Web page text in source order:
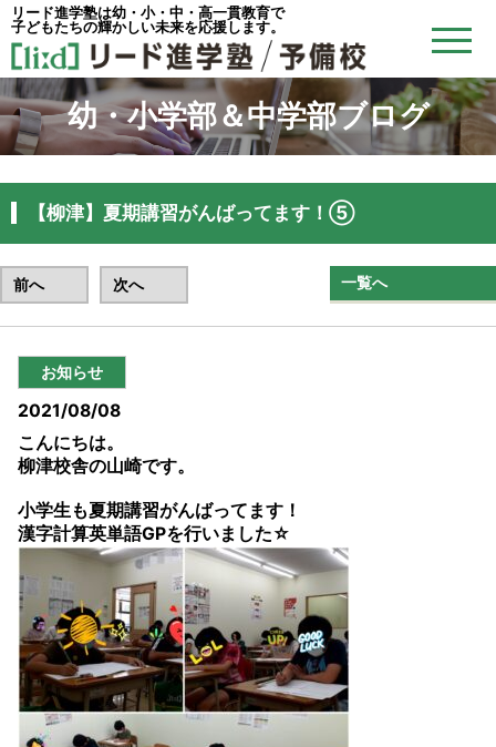
リード進学塾は幼・小・中・高一貫教育で
子どもたちの輝かしい未来を応援します。
幼・小学部＆中学部ブログ
【柳津】夏期講習がんばってます！⑤
前へ 次へ 一覧へ
お知らせ
2021/08/08
こんにちは。
柳津校舎の山崎です。
小学生も夏期講習がんばってます！
漢字計算英単語GPを行いました☆